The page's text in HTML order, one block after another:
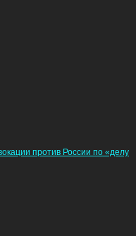
против России по «делу